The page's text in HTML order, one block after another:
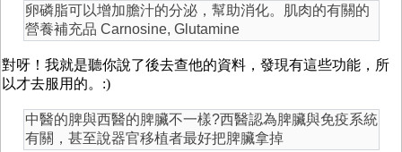
卵磷脂可以增加膽汁的分泌，幫助消化。肌肉的有關的
營養補充品 Carnosine, Glutamine
對呀！我就是聽你說了後去查他的資料，發現有這些功能，所
以才去服用的。:)
中醫的脾與西醫的脾臟不一樣?西醫認為脾臟與免疫系統
有關，甚至說器官移植者最好把脾臟拿掉